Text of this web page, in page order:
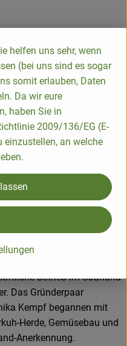
1986
Betrieb im Saarland
Das Gründerpaar
Kempf begannen mit
Herde, Gemüsebau und
Anerkennung.
helfen uns sehr, wenn
(bei uns sind es sogar
somit erlauben, Daten
Da wir eure
haben Sie in
2009/136/EG (E-
an welche